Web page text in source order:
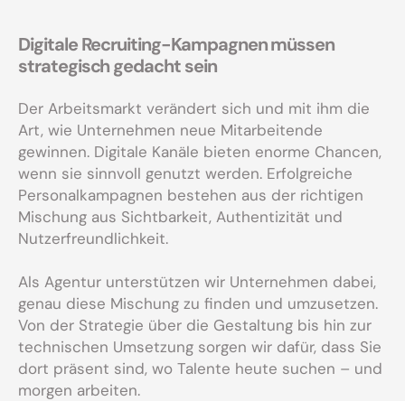
Digitale Recruiting-Kampagnen müssen
strategisch gedacht sein
Der Arbeitsmarkt verändert sich und mit ihm die
Art, wie Unternehmen neue Mitarbeitende
gewinnen. Digitale Kanäle bieten enorme Chancen,
wenn sie sinnvoll genutzt werden. Erfolgreiche
Personalkampagnen bestehen aus der richtigen
Mischung aus Sichtbarkeit, Authentizität und
Nutzerfreundlichkeit.
Als Agentur unterstützen wir Unternehmen dabei,
genau diese Mischung zu finden und umzusetzen.
Von der Strategie über die Gestaltung bis hin zur
technischen Umsetzung sorgen wir dafür, dass Sie
dort präsent sind, wo Talente heute suchen – und
morgen arbeiten.